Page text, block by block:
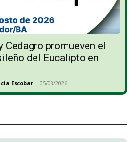
Cedagro promueven el
del Eucalipto en
Escobar - 05/08/2026